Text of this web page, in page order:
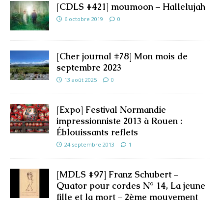
[CDLS #421] moumoon – Hallelujah
6 octobre 2019 0
[Cher journal #78] Mon mois de
septembre 2023
13 août 2025 0
[Expo] Festival Normandie
impressionniste 2013 à Rouen :
Éblouissants reflets
24 septembre 2013 1
[MDLS #97] Franz Schubert –
Quator pour cordes N° 14, La jeune
fille et la mort – 2ème mouvement